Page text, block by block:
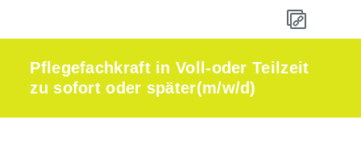
Pflegefachkraft in Voll-oder Teilzeit
zu sofort oder später(m/w/d)